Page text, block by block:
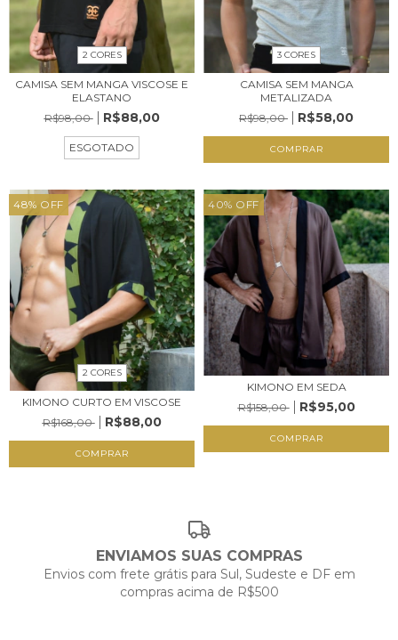
2 CORES
CAMISA SEM MANGA VISCOSE E
ELASTANO
R$98,00
R$88,00
ESGOTADO
3 CORES
CAMISA SEM MANGA
METALIZADA
R$98,00
R$58,00
COMPRAR
48% OFF
2 CORES
KIMONO CURTO EM VISCOSE
R$168,00
R$88,00
COMPRAR
40% OFF
KIMONO EM SEDA
R$158,00
R$95,00
COMPRAR
ENVIAMOS SUAS COMPRAS
Envios com frete grátis para Sul, Sudeste e DF em
compras acima de R$500